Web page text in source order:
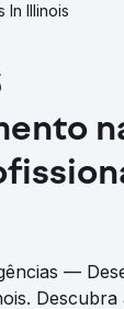
In Illinois
—
Descubra